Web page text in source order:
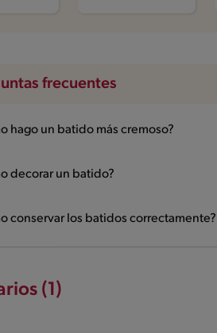
frecuentes
hago un batido más cremoso?
decorar un batido?
conservar los batidos correctamente?
(1)